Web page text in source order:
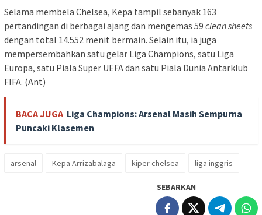
Selama membela Chelsea, Kepa tampil sebanyak 163
pertandingan di berbagai ajang dan mengemas 59 clean sheets
dengan total 14.552 menit bermain. Selain itu, ia juga
mempersembahkan satu gelar Liga Champions, satu Liga
Europa, satu Piala Super UEFA dan satu Piala Dunia Antarklub
FIFA. (Ant)
BACA JUGA Liga Champions: Arsenal Masih Sempurna
Puncaki Klasemen
arsenal Kepa Arrizabalaga kiper chelsea liga inggris
SEBARKAN